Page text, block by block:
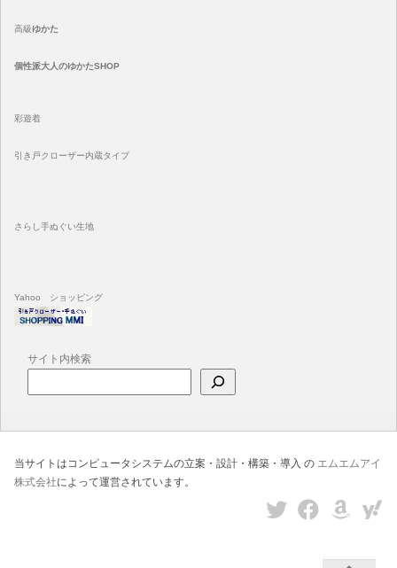
高級ゆかた
個性派大人のゆかたSHOP
彩遊着
引き戸クローザー内蔵タイプ
さらし手ぬぐい生地
Yahoo ショッピング
サイト内検索
当サイトはコンピュータシステムの立案・設計・構築・導入 の エムエムアイ
株式会社によって運営されています。